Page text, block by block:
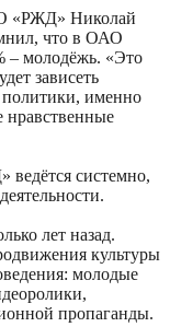
«РЖД» Николай
что в ОАО
– молодёжь. «Это
зависеть
политики, именно
нравственные
системно,
лет назад.
культуры
молодые
пропаганды.